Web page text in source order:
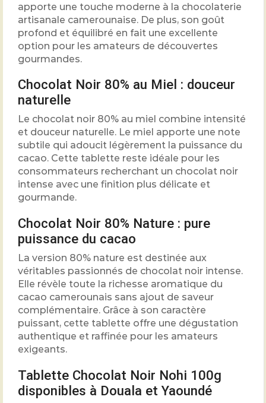
apporte une touche moderne à la chocolaterie
artisanale camerounaise. De plus, son goût
profond et équilibré en fait une excellente
option pour les amateurs de découvertes
gourmandes.
Chocolat Noir 80% au Miel : douceur
naturelle
Le chocolat noir 80% au miel combine intensité
et douceur naturelle. Le miel apporte une note
subtile qui adoucit légèrement la puissance du
cacao. Cette tablette reste idéale pour les
consommateurs recherchant un chocolat noir
intense avec une finition plus délicate et
gourmande.
Chocolat Noir 80% Nature : pure
puissance du cacao
La version 80% nature est destinée aux
véritables passionnés de chocolat noir intense.
Elle révèle toute la richesse aromatique du
cacao camerounais sans ajout de saveur
complémentaire. Grâce à son caractère
puissant, cette tablette offre une dégustation
authentique et raffinée pour les amateurs
exigeants.
Tablette Chocolat Noir Nohi 100g
disponibles à Douala et Yaoundé